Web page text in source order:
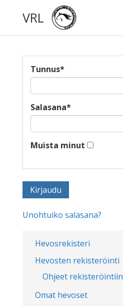
VRL
Hevosrekisteri
Hevosten rekisteröinti
Ohjeet rekisteröintiin
Omat hevoset
Tunnus*
Salasana*
Muista minut
Unohtuiko salasana?